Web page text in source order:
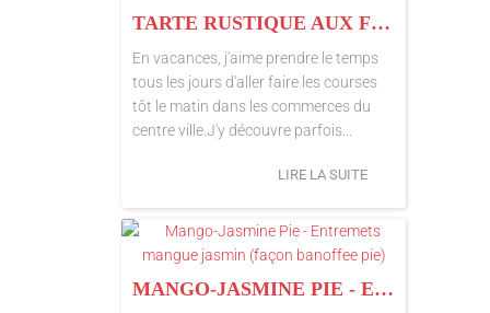
TARTE RUSTIQUE AUX FRAISES ET AUX PÉTALES DE VIOLETTES
En vacances, j'aime prendre le temps
tous les jours d'aller faire les courses
tôt le matin dans les commerces du
centre ville.J'y découvre parfois...
LIRE LA SUITE
MANGO-JASMINE PIE - ENTREMETS MANGUE JASMIN (FAÇON BANOFFEE PIE)